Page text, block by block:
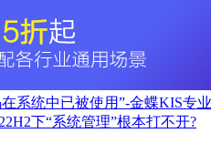
在系统中已被使用”-金蝶KIS专
下“系统管理”根本打不开?